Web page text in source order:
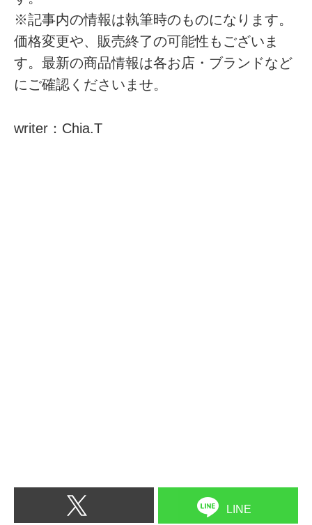
※記事内の情報は執筆時のものになります。
価格変更や、販売終了の可能性もございま
す。最新の商品情報は各お店・ブランドなど
にご確認くださいませ。
writer：Chia.T
LINE